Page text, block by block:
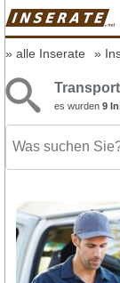
alle Inserate
es wurden 9